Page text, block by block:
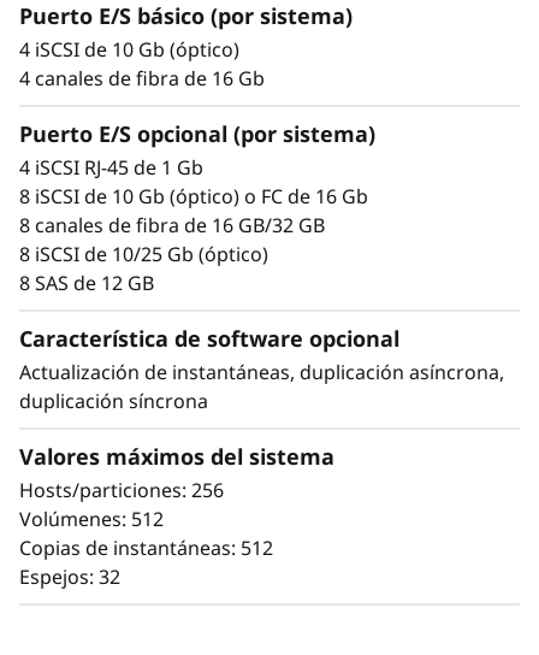
e
m
D
E
4
0
0
0
H
2
La serie ThinkSystem DE está diseñada para
lograr hasta un 99,9999 % de disponibilidad a
través de rutas de E/S totalmente
redundantes, funcionalidades avanzadas de
protección de datos y amplia capacidad de
diagnóstico.
También es sumamente segura, con una
integridad de datos absoluta que protege tus
datos comerciales importantes, así como la
información personal confidencial de tus
clientes.
Puerto E/S básico (por sistema)
4 iSCSI de 10 Gb (óptico)
4 canales de fibra de 16 Gb
Puerto E/S opcional (por sistema)
4 iSCSI RJ-45 de 1 Gb
8 iSCSI de 10 Gb (óptico) o FC de 16 Gb
8 canales de fibra de 16 GB/32 GB
8 iSCSI de 10/25 Gb (óptico)
8 SAS de 12 GB
Característica de software opcional
Actualización de instantáneas, duplicación asíncrona,
duplicación síncrona
Valores máximos del sistema
Hosts/particiones: 256
Volúmenes: 512
Copias de instantáneas: 512
Espejos: 32